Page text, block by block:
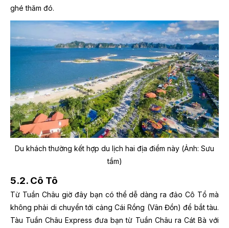
ghé thăm đó.
Du khách thường kết hợp du lịch hai địa điểm này (Ảnh: Sưu
tầm)
5.2. Cô Tô
Từ Tuần Châu giờ đây bạn có thể dễ dàng ra đảo Cô Tổ mà
không phải di chuyển tới cảng Cái Rồng (Vân Đồn) để bắt tàu.
Tàu Tuần Châu Express đưa bạn từ Tuần Châu ra Cát Bà với